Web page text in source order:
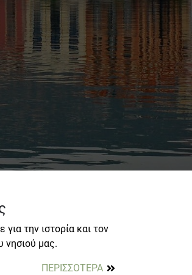
για την ιστορία και τον
νησιού μας.
ΠΕΡΙΣΣΟΤΕΡΑ